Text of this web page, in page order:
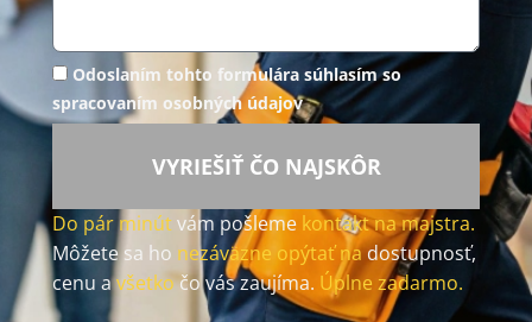
Odoslaním tohto formulára súhlasím so
spracovaním osobných údajov
VYRIEŠIŤ ČO NAJSKÔR
Do pár minútvám pošleme kontakt na majstra.
Môžete sa ho nezáväzne opýtať nadostupnosť,
cenu avšetkočo vás zaujíma. Úplne zadarmo.